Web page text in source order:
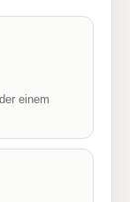
einem